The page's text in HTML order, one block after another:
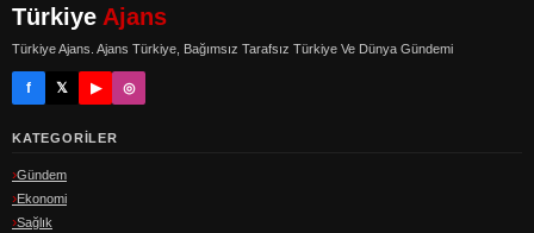
Türkiye Ajans
Türkiye Ajans. Ajans Türkiye, Bağımsız Tarafsız Türkiye Ve Dünya Gündemi
f 𝕏 ▶ ◎
KATEGORILER
Gündem
Ekonomi
Sağlık